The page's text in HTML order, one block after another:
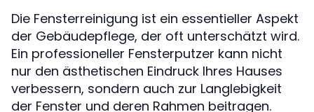
Die Fensterreinigung ist ein essentieller Aspekt
der Gebäudepflege, der oft unterschätzt wird.
Ein professioneller Fensterputzer kann nicht
nur den ästhetischen Eindruck Ihres Hauses
verbessern, sondern auch zur Langlebigkeit
der Fenster und deren Rahmen beitragen.